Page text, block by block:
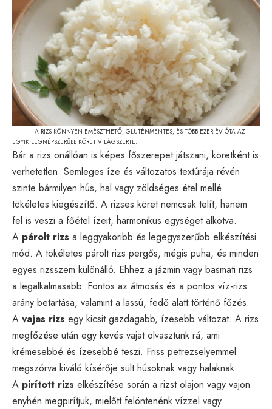
A RIZS KÖNNYEN EMÉSZTHETŐ, GLUTÉNMENTES, ÉS TÖBB EZER ÉV ÓTA AZ
EGYIK LEGNÉPSZERŰBB KÖRET VILÁGSZERTE.
Bár a rizs önállóan is képes főszerepet játszani, köretként is
verhetetlen. Semleges íze és változatos textúrája révén
szinte bármilyen hús, hal vagy zöldséges étel mellé
tökéletes kiegészítő. A rizses köret nemcsak telít, hanem
fel is veszi a főétel ízeit, harmonikus egységet alkotva.
A párolt rizs a leggyakoribb és legegyszerűbb elkészítési
mód. A tökéletes párolt rizs pergős, mégis puha, és minden
egyes rizsszem különálló. Ehhez a jázmin vagy basmati rizs
a legalkalmasabb. Fontos az átmosás és a pontos víz-rizs
arány betartása, valamint a lassú, fedő alatt történő főzés.
A vajas rizs egy kicsit gazdagabb, ízesebb változat. A rizs
megfőzése után egy kevés vajat olvasztunk rá, ami
krémesebbé és ízesebbé teszi. Friss petrezselyemmel
megszórva kiváló kísérője sült húsoknak vagy halaknak.
A pirított rizs elkészítése során a rizst olajon vagy vajon
enyhén megpirítjuk, mielőtt felöntenénk vízzel vagy